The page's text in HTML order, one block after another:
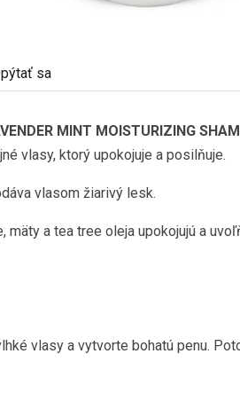
sa
MINT MOISTURIZING
vlasy, ktorý upokojuje a posilňuje.
vlasom žiarivý lesk.
mäty a tea tree oleja upokojujú a
vlasy a vytvorte bohatú penu.